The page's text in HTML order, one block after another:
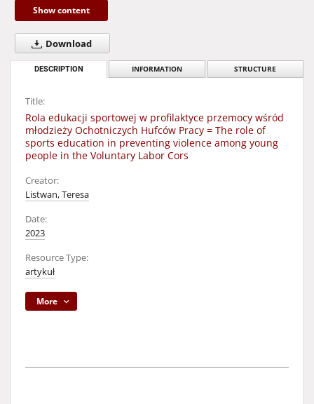
Show content
Download
DESCRIPTION INFORMATION STRUCTURE
Title:
Rola edukacji sportowej w profilaktyce przemocy wśród
młodzieży Ochotniczych Hufców Pracy = The role of
sports education in preventing violence among young
people in the Voluntary Labor Cors
Creator:
Listwan, Teresa
Date:
2023
Resource Type:
artykuł
More